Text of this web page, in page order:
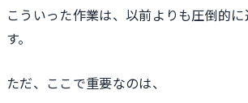
こういった作業は、以前よりも圧倒的
す。
ただ、ここで重要なのは、